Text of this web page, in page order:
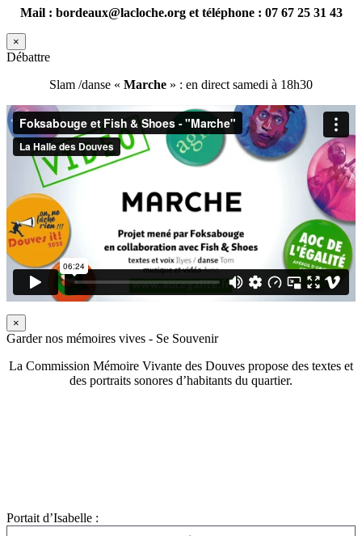
Mail : bordeaux@lacloche.org et téléphone : 07 67 25 31 43
×
Débattre
Slam /danse « Marche » : en direct samedi à 18h30
×
Garder nos mémoires vives - Se Souvenir
La Commission Mémoire Vivante des Douves propose des textes et
des portraits sonores d’habitants du quartier.
Portait d’Isabelle :